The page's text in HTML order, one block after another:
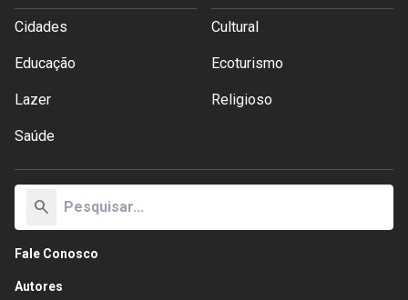
Cidades
Educação
Lazer
Saúde
Cultural
Ecoturismo
Religioso
search
Fale Conosco
Autores